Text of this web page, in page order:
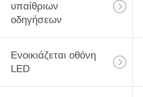
υπαίθριων
οδηγήσεων
Ενοικιάζεται οθόνη
LED